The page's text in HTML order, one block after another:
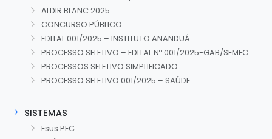
ALDIR BLANC 2025
CONCURSO PÚBLICO
EDITAL 001/2025 – INSTITUTO ANANDUÁ
PROCESSO SELETIVO – EDITAL Nº 001/2025-GAB/SEMEC
PROCESSOS SELETIVO SIMPLIFICADO
PROCESSO SELETIVO 001/2025 – SAÚDE
SISTEMAS
Esus PEC